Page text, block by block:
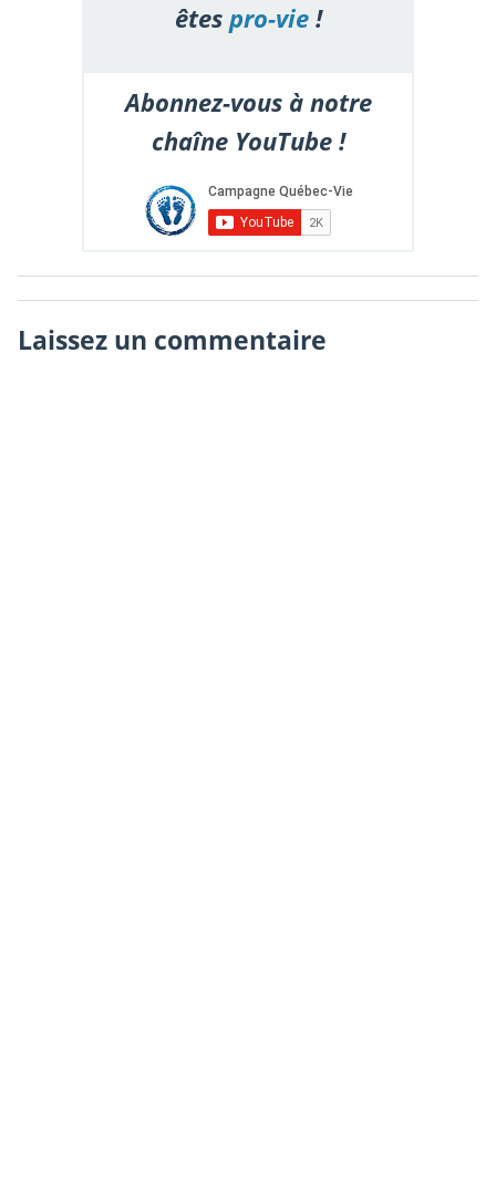
êtespro-vie!
Abonnez-vous à notre
chaîne YouTube !
Laissez un commentaire